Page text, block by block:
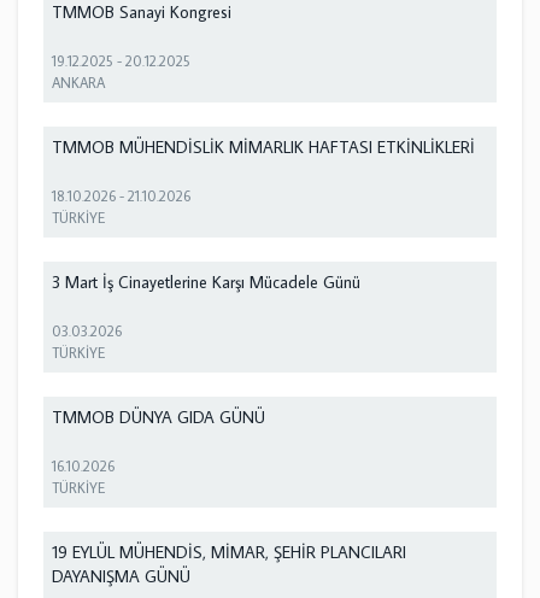
TMMOB Sanayi Kongresi
19.12.2025 -20.12.2025
ANKARA
TMMOB MÜHENDİSLİK MİMARLIK HAFTASI ETKİNLİKLERİ
18.10.2026 -21.10.2026
TÜRKİYE
3 Mart İş Cinayetlerine Karşı Mücadele Günü
03.03.2026
TÜRKİYE
TMMOB DÜNYA GIDA GÜNÜ
16.10.2026
TÜRKİYE
19 EYLÜL MÜHENDİS, MİMAR, ŞEHİR PLANCILARI
DAYANIŞMA GÜNÜ